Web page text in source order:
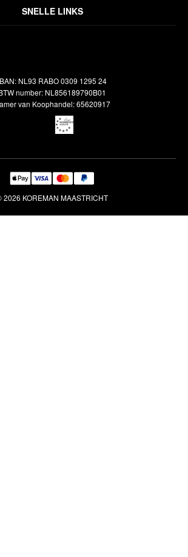
SNELLE LINKS
NL93 RABO 0309 1295 24
number: NL856189790B01
van Koophandel: 65620917
2026 KOREMAN MAASTRICHT